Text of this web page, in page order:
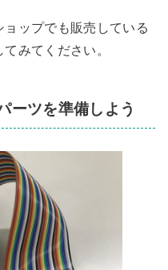
ップでも販売している
みてください。
ーツを準備しよう